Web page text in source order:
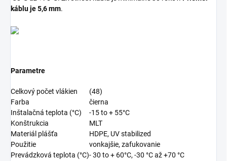
káblu je 5,6 mm.
Parametre
Celkový počet vlákien
(48)
Farba
čierna
Inštalačná teplota (°C)
-15 to + 55°C
Konštrukcia
MLT
Materiál plášťa
HDPE, UV stabilized
Použitie
vonkajšie, zafukovanie
Prevádzková teplota (°C)- 30 to + 60°C, -30 °C až +70 °C